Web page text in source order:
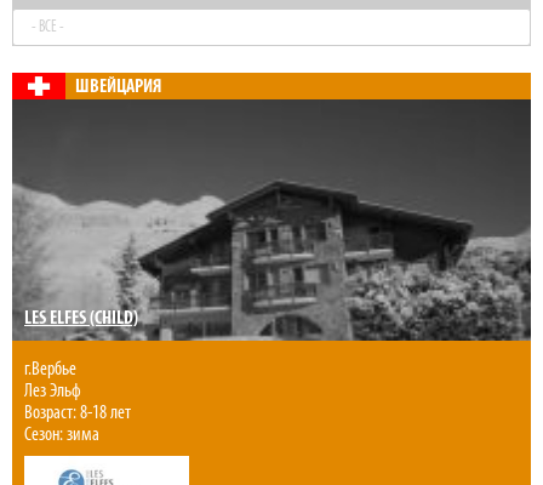
- ВСЕ -
ШВЕЙЦАРИЯ
LES ELFES (CHILD)
г.Вербье
Лез Эльф
Возраст: 8-18 лет
Сезон: зима